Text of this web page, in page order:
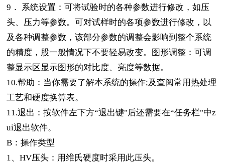
9．
系统设置：可将试验时的各种参数进行修改，如压
头、压力等参数。可对试样时的各项参数进行修改，以
及各种调整参数，该部分参数的调整会影响到整个系统
的精度，股一般情况下不要轻易改变。图形调整：可调
整显示区显示图形的对比度、亮度等数据。
10.帮助：当你需要了解本系统的操作;及查阅常用热处理
工艺和硬度换箅表。
11.退出：按软件左下方“退出键"后还需要在“任务栏"中z
ui退出软件。
B ：操作类型
1、HV压头：用维氏硬度时采用此压头。